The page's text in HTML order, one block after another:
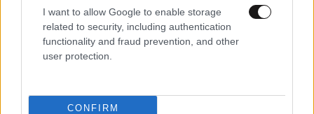
I want to allow Google to enable storage
related to security, including authentication
functionality and fraud prevention, and other
user protection.
CONFIRM